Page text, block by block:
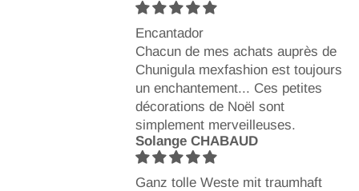
Encantador
Chacun de mes achats auprès de
Chunigula mexfashion est toujours
un enchantement... Ces petites
décorations de Noël sont
simplement merveilleuses.
Solange CHABAUD
Ganz tolle Weste mit traumhaft